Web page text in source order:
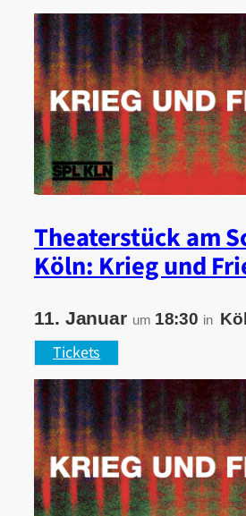
Theaterstück am
Köln: Krieg und
11. Januar um 18:30 in
Tickets